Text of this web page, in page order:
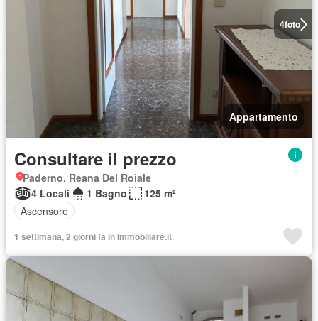
4foto
Appartamento
Consultare il prezzo
Paderno, Reana Del Roiale
4 Locali
1 Bagno
125 m²
Ascensore
1 settimana, 2 giorni fa in Immobiliare.it